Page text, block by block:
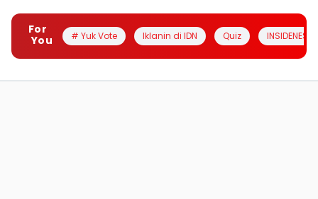
For
You
# Yuk Vote Iklanin di IDN Quiz INSIDENESIA